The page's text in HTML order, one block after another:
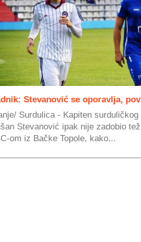
Stevanović se oporavlja,
Surdulica - Kapiten
Stevanović ipak nije zadobio
om iz Bačke Topole, kako...